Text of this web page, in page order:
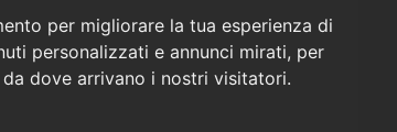
per migliorare la tua esperienza di
personalizzati e annunci mirati, per
dove arrivano i nostri visitatori.